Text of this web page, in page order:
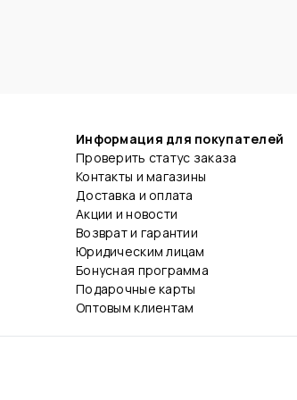
Информация для покупателей
Проверить статус заказа
Контакты и магазины
Доставка и оплата
Акции и новости
Возврат и гарантии
Юридическим лицам
Бонусная программа
Подарочные карты
Оптовым клиентам